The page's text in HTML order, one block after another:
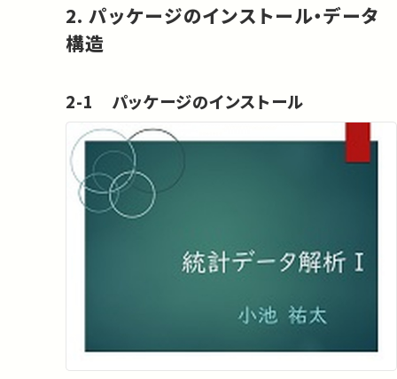
2. パッケージのインストール・データ
構造
2-1 パッケージのインストール